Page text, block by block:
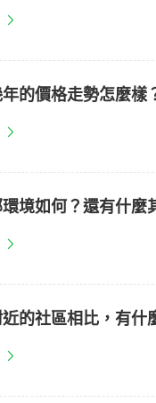
年的價格走勢怎麼
環境如何？還有什麼
近的社區相比，有